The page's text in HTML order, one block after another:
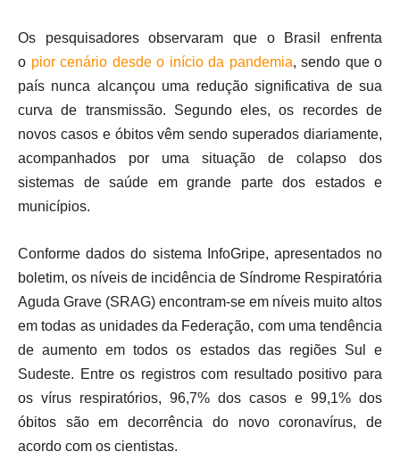
Os pesquisadores observaram que o Brasil enfrenta
o pior cenário desde o início da pandemia, sendo que o
país nunca alcançou uma redução significativa de sua
curva de transmissão. Segundo eles, os recordes de
novos casos e óbitos vêm sendo superados diariamente,
acompanhados por uma situação de colapso dos
sistemas de saúde em grande parte dos estados e
municípios.
Conforme dados do sistema InfoGripe, apresentados no
boletim, os níveis de incidência de Síndrome Respiratória
Aguda Grave (SRAG) encontram-se em níveis muito altos
em todas as unidades da Federação, com uma tendência
de aumento em todos os estados das regiões Sul e
Sudeste. Entre os registros com resultado positivo para
os vírus respiratórios, 96,7% dos casos e 99,1% dos
óbitos são em decorrência do novo coronavírus, de
acordo com os cientistas.